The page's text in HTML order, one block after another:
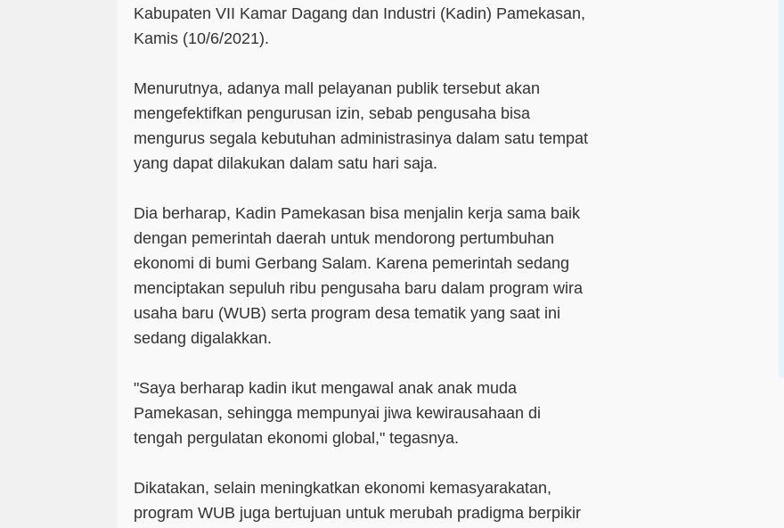
Kabupaten VII Kamar Dagang dan Industri (Kadin) Pamekasan,
Kamis (10/6/2021).
Menurutnya, adanya mall pelayanan publik tersebut akan
mengefektifkan pengurusan izin, sebab pengusaha bisa
mengurus segala kebutuhan administrasinya dalam satu tempat
yang dapat dilakukan dalam satu hari saja.
Dia berharap, Kadin Pamekasan bisa menjalin kerja sama baik
dengan pemerintah daerah untuk mendorong pertumbuhan
ekonomi di bumi Gerbang Salam. Karena pemerintah sedang
menciptakan sepuluh ribu pengusaha baru dalam program wira
usaha baru (WUB) serta program desa tematik yang saat ini
sedang digalakkan.
"Saya berharap kadin ikut mengawal anak anak muda
Pamekasan, sehingga mempunyai jiwa kewirausahaan di
tengah pergulatan ekonomi global," tegasnya.
Dikatakan, selain meningkatkan ekonomi kemasyarakatan,
program WUB juga bertujuan untuk merubah pradigma berpikir